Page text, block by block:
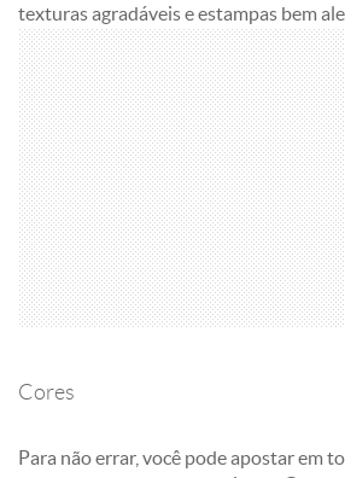
texturas agradáveis e estampas bem
Cores
Para não errar, você pode apostar em